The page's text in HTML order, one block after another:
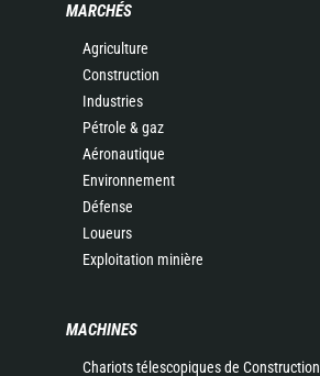
MARCHÉS
Agriculture
Construction
Industries
Pétrole & gaz
Aéronautique
Environnement
Défense
Loueurs
Exploitation minière
MACHINES
Chariots télescopiques de Construction